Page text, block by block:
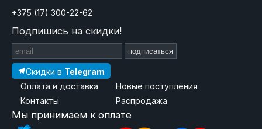
+375 (17) 300-22-62
Подпишись на скидки!
подписаться
Скидки в Telegram
Оплата и доставка
Контакты
Новые поступления
Распродажа
Мы принимаем к оплате